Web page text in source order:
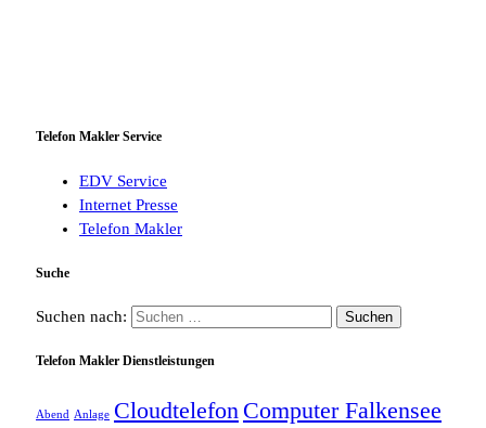
Telefon Makler Service
EDV Service
Internet Presse
Telefon Makler
Suche
Suchen nach:
Telefon Makler Dienstleistungen
Abend Anlage Cloudtelefon Computer Falkensee